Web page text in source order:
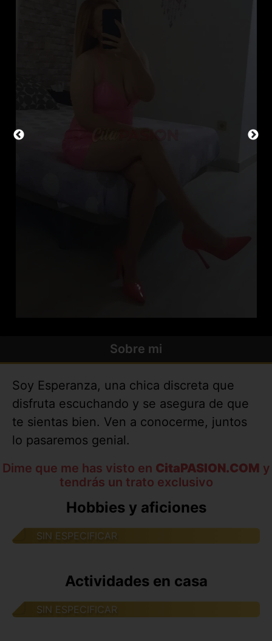
Sobre mi
Soy Esperanza, una chica discreta que
disfruta escuchando y se asegura de que
te sientas bien. Ven a conocerme, juntos
lo pasaremos genial.
Dime que me has visto en CitaPASION.COM y
tendrás un trato exclusivo
Hobbies y aficiones
SIN ESPECIFICAR
Actividades en casa
SIN ESPECIFICAR